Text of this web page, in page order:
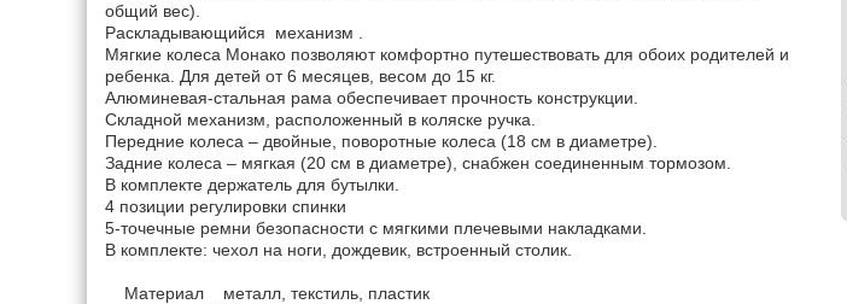
общий вес).
Раскладывающийся механизм .
Мягкие колеса Монако позволяют комфортно путешествовать для обоих родителей и
ребенка. Для детей от 6 месяцев, весом до 15 кг.
Алюминевая-стальная рама обеспечивает прочность конструкции.
Складной механизм, расположенный в коляске ручка.
Передние колеса – двойные, поворотные колеса (18 см в диаметре).
Задние колеса – мягкая (20 см в диаметре), снабжен соединенным тормозом.
В комплекте держатель для бутылки.
4 позиции регулировки спинки
5-точечные ремни безопасности с мягкими плечевыми накладками.
В комплекте: чехол на ноги, дождевик, встроенный столик.
Материал металл, текстиль, пластик